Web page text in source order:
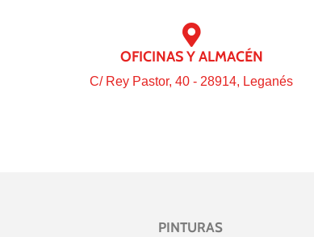
OFICINAS Y ALMACÉN
C/ Rey Pastor, 40 - 28914, Leganés
PINTURAS